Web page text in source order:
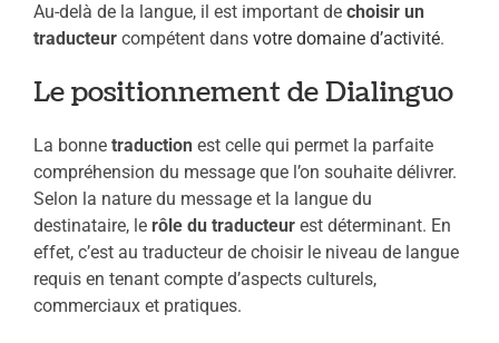
Au-delà de la langue, il est important de choisir un
traducteur compétent dans votre domaine d’activité.
Le positionnement de Dialinguo
La bonne traduction est celle qui permet la parfaite
compréhension du message que l’on souhaite délivrer.
Selon la nature du message et la langue du
destinataire, le rôle du traducteur est déterminant. En
effet, c’est au traducteur de choisir le niveau de langue
requis en tenant compte d’aspects culturels,
commerciaux et pratiques.